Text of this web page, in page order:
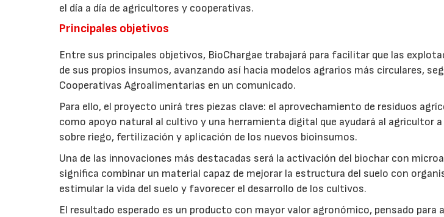
el día a día de agricultores y cooperativas.
Principales objetivos
Entre sus principales objetivos, BioChargae trabajará para facilitar que las
de sus propios insumos, avanzando así hacia modelos agrarios más circulares,
Cooperativas Agroalimentarias en un comunicado.
Para ello, el proyecto unirá tres piezas clave: el aprovechamiento de residuos
como apoyo natural al cultivo y una herramienta digital que ayudará al agricultor
sobre riego, fertilización y aplicación de los nuevos bioinsumos.
Una de las innovaciones más destacadas será la activación del biochar con
significa combinar un material capaz de mejorar la estructura del suelo con
estimular la vida del suelo y favorecer el desarrollo de los cultivos.
El resultado esperado es un producto con mayor valor agronómico, pensado